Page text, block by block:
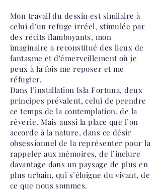
Mon travail du dessin est similaire à
celui d’un refuge irréel, stimulée par
des récits flamboyants, mon
imaginaire a reconstitué des lieux de
fantasme et d'émerveillement où je
peux à la fois me reposer et me
réfugier.
Dans l’installation Isla Fortuna, deux
principes prévalent, celui de prendre
ce temps de la contemplation, de la
rêverie. Mais aussi la place que l’on
accorde à la nature, dans ce désir
obsessionnel de la représenter pour la
rappeler aux mémoires, de l’inclure
davantage dans un paysage de plus en
plus urbain, qui s’éloigne du vivant, de
ce que nous sommes.